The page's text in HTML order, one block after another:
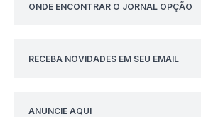
ONDE ENCONTRAR O JORNAL OPÇÃO
RECEBA NOVIDADES EM SEU EMAIL
ANUNCIE AQUI